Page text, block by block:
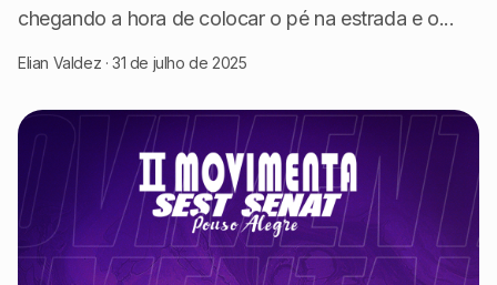
chegando a hora de colocar o pé na estrada e o...
Elian Valdez ·31 de julho de 2025